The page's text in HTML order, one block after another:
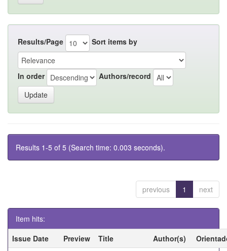
Results/Page Sort items by
In order Authors/record
Results 1-5 of 5 (Search time: 0.003 seconds).
previous 1 next
Item hits:
Issue Date
Preview Title Author(s)